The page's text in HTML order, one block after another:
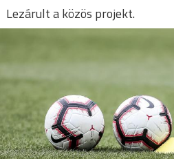
Lezárult a közös projekt.